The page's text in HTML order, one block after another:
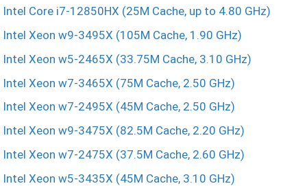
Intel Core i7-12850HX (25M Cache, up to 4.80 GHz)
Intel Xeon w9-3495X (105M Cache, 1.90 GHz)
Intel Xeon w5-2465X (33.75M Cache, 3.10 GHz)
Intel Xeon w7-3465X (75M Cache, 2.50 GHz)
Intel Xeon w7-2495X (45M Cache, 2.50 GHz)
Intel Xeon w9-3475X (82.5M Cache, 2.20 GHz)
Intel Xeon w7-2475X (37.5M Cache, 2.60 GHz)
Intel Xeon w5-3435X (45M Cache, 3.10 GHz)